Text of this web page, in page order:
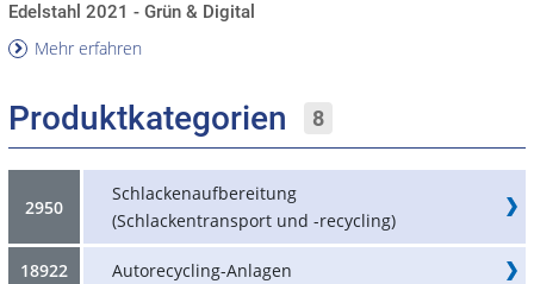
Edelstahl 2021 - Grün & Digital
Mehr erfahren
Produktkategorien 8
2950
Schlackenaufbereitung
(Schlackentransport und -recycling)
18922 Autorecycling-Anlagen